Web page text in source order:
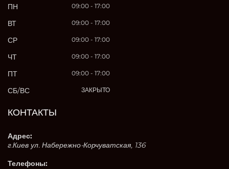
ПН 09:00 - 17:00
ВТ 09:00 - 17:00
СР 09:00 - 17:00
ЧТ 09:00 - 17:00
ПТ 09:00 - 17:00
СБ/ВС ЗАКРЫТО
КОНТАКТЫ
Адрес:
г.Киев ул. Набережно-Корчуватская, 136
Телефоны: